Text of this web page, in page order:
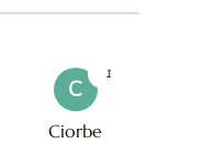
C
Ciorbe
1